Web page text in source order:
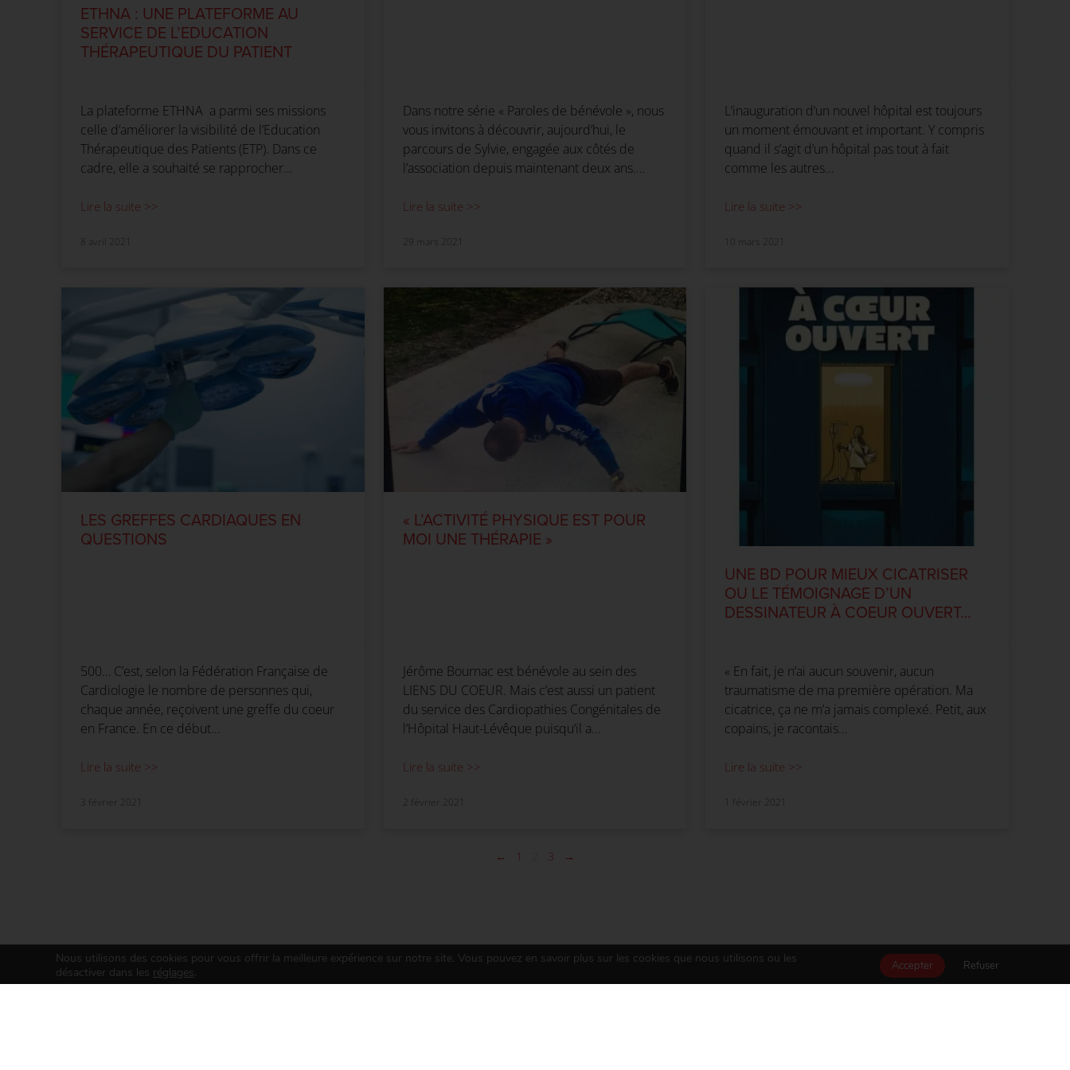
ETHNA : UNE PLATEFORME AU
SERVICE DE L’EDUCATION
THÉRAPEUTIQUE DU PATIENT
La plateforme ETHNA a parmi ses missions
celle d’améliorer la visibilité de l’Education
Thérapeutique des Patients (ETP). Dans ce
cadre, elle a souhaité se rapprocher…
Lire la suite >>
8 avril 2021
Dans notre série « Paroles de bénévole », nous
vous invitons à découvrir, aujourd’hui, le
parcours de Sylvie, engagée aux côtés de
l’association depuis maintenant deux ans.…
Lire la suite >>
29 mars 2021
L’inauguration d’un nouvel hôpital est toujours
un moment émouvant et important. Y compris
quand il s’agit d’un hôpital pas tout à fait
comme les autres…
Lire la suite >>
10 mars 2021
LES GREFFES CARDIAQUES EN
QUESTIONS
500… C’est, selon la Fédération Française de
Cardiologie le nombre de personnes qui,
chaque année, reçoivent une greffe du coeur
en France. En ce début…
Lire la suite >>
3 février 2021
« L’ACTIVITÉ PHYSIQUE EST POUR
MOI UNE THÉRAPIE »
Jérôme Bournac est bénévole au sein des
LIENS DU COEUR. Mais c’est aussi un patient
du service des Cardiopathies Congénitales de
l’Hôpital Haut-Lévêque puisqu’il a…
Lire la suite >>
2 février 2021
UNE BD POUR MIEUX CICATRISER
OU LE TÉMOIGNAGE D’UN
DESSINATEUR À COEUR OUVERT…
« En fait, je n’ai aucun souvenir, aucun
traumatisme de ma première opération. Ma
cicatrice, ça ne m’a jamais complexé. Petit, aux
copains, je racontais…
Lire la suite >>
1 février 2021
← 1 3 →
Nous utilisons des cookies pour vous offrir la meilleure expérience sur notre site. Vous pouvez en savoir plus sur les cookies que nous utilisons ou les
désactiver dans les réglages. Accepter Refuser